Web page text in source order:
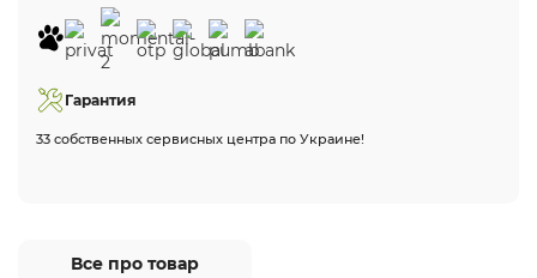
Гарантия
33 собственных сервисных центра по Украине!
Все про товар